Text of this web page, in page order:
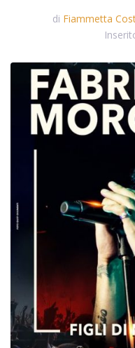
di Fiammetta